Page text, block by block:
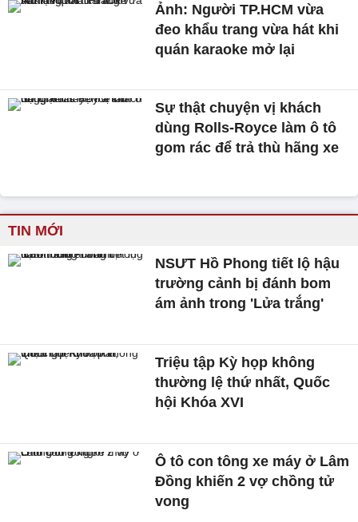
Ảnh: Người TP.HCM vừa
đeo khẩu trang vừa hát khi
quán karaoke mở lại
Sự thật chuyện vị khách
dùng Rolls-Royce làm ô tô
gom rác để trả thù hãng xe
TIN MỚI
NSƯT Hồ Phong tiết lộ hậu
trường cảnh bị đánh bom
ám ảnh trong 'Lửa trắng'
Triệu tập Kỳ họp không
thường lệ thứ nhất, Quốc
hội Khóa XVI
Ô tô con tông xe máy ở Lâm
Đồng khiến 2 vợ chồng tử
vong